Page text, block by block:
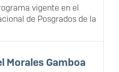
vigente en el
de Posgrados de la
Morales Gamboa